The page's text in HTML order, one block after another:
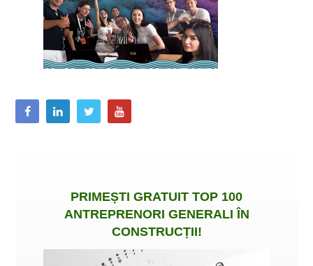
PRIMEȘTI GRATUIT TOP 100
ANTREPRENORI GENERALI ÎN
CONSTRUCȚII!